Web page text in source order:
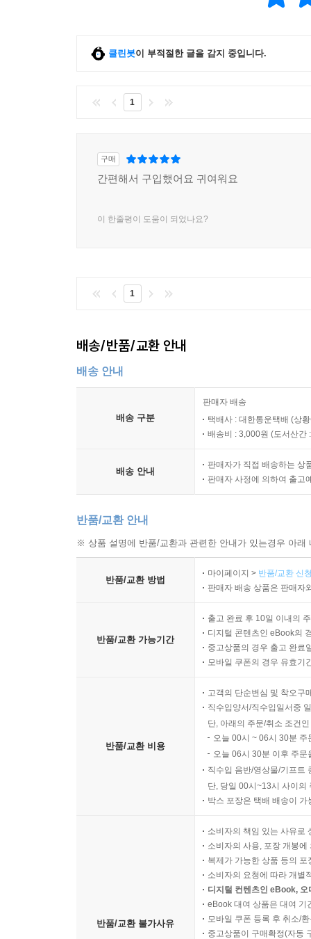
클린봇이 부적절한 글을 감지 중입니다.
1
구매
간편해서 구입했어요 귀여워요
이 한줄평이 도움이 되었나요?
1
배송/반품/교환 안내
배송 안내
배송 구분
판매자 배송
택배사 : 대한통운택배 (상
배송비 : 3,000원 (도서산간
배송 안내
판매자가 직접 배송하는 상
판매자 사정에 의하여 출고
반품/교환 안내
※ 상품 설명에 반품/교환과 관련한 안내가 있는경우 아
반품/교환 방법
마이페이지 > 반품/교환 신
판매자 배송 상품은 판매자
반품/교환 가능기간
출고 완료 후 10일 이내의
디지털 콘텐츠인 eBook의
중고상품의 경우 출고 완료
모바일 쿠폰의 경우 유효기
반품/교환 비용
고객의 단순변심 및 착오구
직수입양서/직수입일서중
단, 아래의 주문/취소 조건
오늘 00시 ~ 06시 30분
오늘 06시 30분 이후 주
직수입 음반/영상물/기프트
단, 당일 00시~13시 사이의
박스 포장은 택배 배송이
반품/교환 불가사유
소비자의 책임 있는 사유로
소비자의 사용, 포장 개봉
복제가 가능한 상품 등의
소비자의 요청에 따라 개별
디지털 컨텐츠인 eBook,
eBook 대여 상품은 대여 기
모바일 쿠폰 등록 후 취소/
중고상품이 구매확정(자동